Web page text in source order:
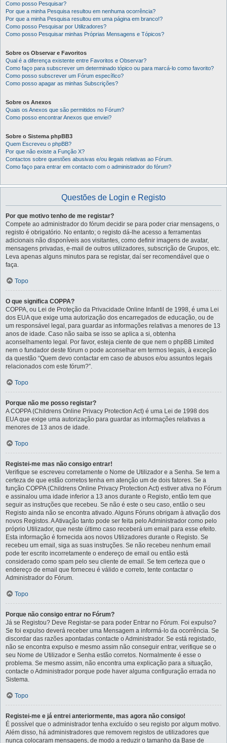
Como posso Pesquisar?
Por que a minha Pesquisa resultou em nenhuma ocorrência?
Por que a minha Pesquisa resultou em uma página em branco!?
Como posso Pesquisar por Utilizadores?
Como posso Pesquisar minhas Próprias Mensagens e Tópicos?
Sobre os Observar e Favoritos
Qual é a diferença existente entre Favoritos e Observar?
Como faço para subscrever um determinado tópico ou para marcá-lo como favorito?
Como posso subscrever um Fórum específico?
Como posso apagar as minhas Subscrições?
Sobre os Anexos
Quais os Anexos que são permitidos no Fórum?
Como posso encontrar Anexos que enviei?
Sobre o Sistema phpBB3
Quem Escreveu o phpBB?
Por que não existe a Função X?
Contactos sobre questões abusivas e/ou ilegais relativas ao Fórum.
Como faço para entrar em contacto com o administrador do fórum?
Questões de Login e Registo
Por que motivo tenho de me registar?
Compete ao administrador do fórum decidir se para poder criar mensagens, o
registo é obrigatório. No entanto; o registo dá-lhe acesso a ferramentas
adicionais não disponíveis aos visitantes, como definir imagens de avatar,
mensagens privadas, e-mail de outros utilizadores, subscrição de Grupos, etc.
Leva apenas alguns minutos para se registar, daí ser recomendável que o
faça.
Topo
O que significa COPPA?
COPPA, ou Lei de Proteção da Privacidade Online Infantil de 1998, é uma Lei
dos EUA que exige uma autorização dos encarregados de educação, ou de
um responsável legal, para guardar as informações relativas a menores de 13
anos de idade. Caso não saiba se isso se aplica a si, obtenha
aconselhamento legal. Por favor, esteja ciente de que nem o phpBB Limited
nem o fundador deste fórum o pode aconselhar em termos legais, à exceção
da questão “Quem devo contactar em caso de abusos e/ou assuntos legais
relacionados com este fórum?”.
Topo
Porque não me posso registar?
A COPPA (Childrens Online Privacy Protection Act) é uma Lei de 1998 dos
EUA que exige uma autorização para guardar as informações relativas a
menores de 13 anos de idade.
Topo
Registei-me mas não consigo entrar!
Verifique se escreveu corretamente o Nome de Utilizador e a Senha. Se tem a
certeza de que estão corretos tenha em atenção um de dois fatores. Se a
função COPPA (Childrens Online Privacy Protection Act) estiver ativa no Fórum
e assinalou uma idade inferior a 13 anos durante o Registo, então tem que
seguir as instruções que recebeu. Se não é este o seu caso, então o seu
Registo ainda não se encontra ativado. Alguns Fóruns obrigam à ativação dos
novos Registos. A Ativação tanto pode ser feita pelo Administrador como pelo
próprio Utilizador, que neste último caso receberá um email para esse efeito.
Esta informação é fornecida aos novos Utilizadores durante o Registo. Se
recebeu um email, siga as suas instruções. Se não recebeu nenhum email
pode ter escrito incorretamente o endereço de email ou então está
considerado como spam pelo seu cliente de email. Se tem certeza que o
endereço de email que forneceu é válido e correto, tente contactar o
Administrador do Fórum.
Topo
Porque não consigo entrar no Fórum?
Já se Registou? Deve Registar-se para poder Entrar no Fórum. Foi expulso?
Se foi expulso deverá receber uma Mensagem a informá-lo da ocorrência. Se
discordar das razões apontadas contacte o Administrador. Se está registado,
não se encontra expulso e mesmo assim não conseguir entrar, verifique se o
seu Nome de Utilizador e Senha estão corretos. Normalmente é esse o
problema. Se mesmo assim, não encontra uma explicação para a situação,
contacte o Administrador porque pode haver alguma configuração errada no
Sistema.
Topo
Registei-me e já entrei anteriormente, mas agora não consigo!
É possível que o administrador tenha excluído o seu registo por algum motivo.
Além disso, há administradores que removem registos de utilizadores que
nunca colocaram mensagens, de modo a reduzir o tamanho da Base de